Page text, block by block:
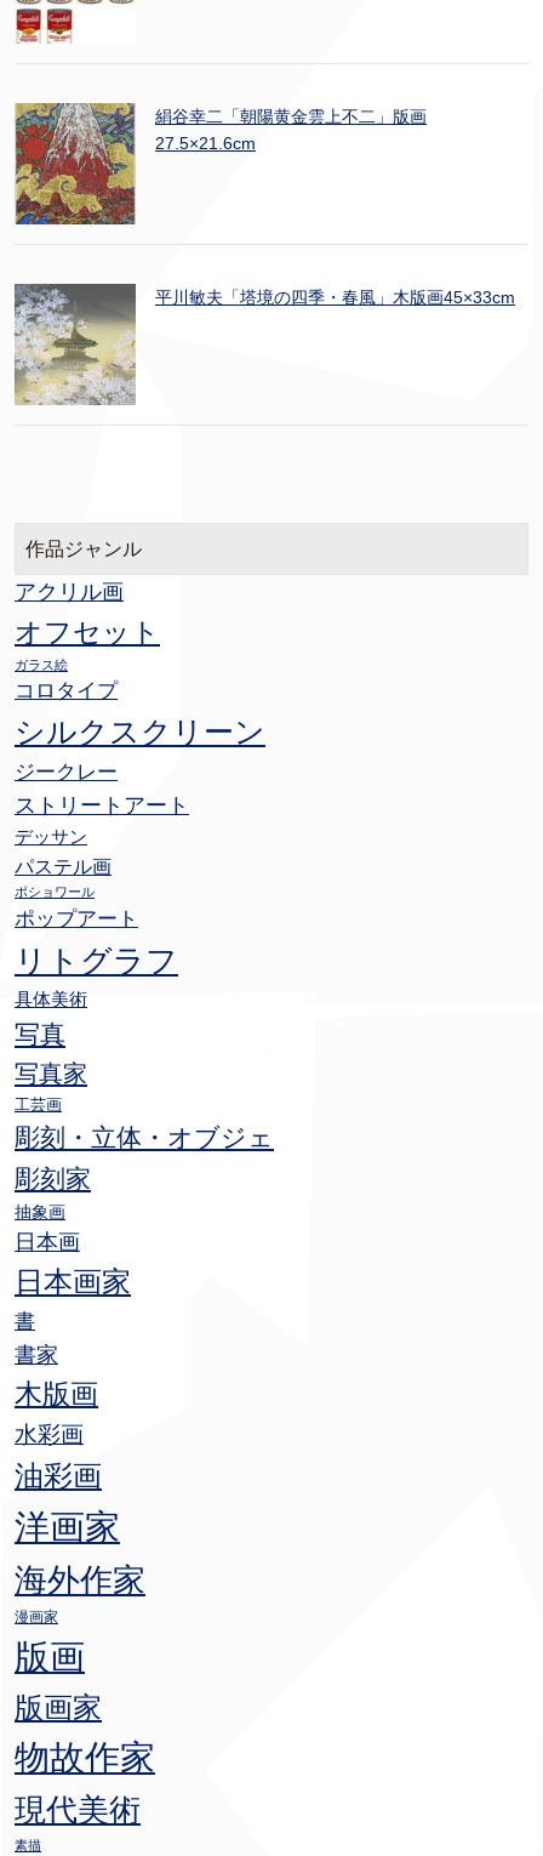
絹谷幸二「朝陽黄金雲上不二」版画
27.5×21.6cm
平川敏夫「塔境の四季・春風」木版画45×33cm
作品ジャンル
アクリル画
オフセット
ガラス絵
コロタイプ
シルクスクリーン
ジークレー
ストリートアート
デッサン
パステル画
ポショワール
ポップアート
リトグラフ
具体美術
写真
写真家
工芸画
彫刻・立体・オブジェ
彫刻家
抽象画
日本画
日本画家
書
書家
木版画
水彩画
油彩画
洋画家
海外作家
漫画家
版画
版画家
物故作家
現代美術
素描